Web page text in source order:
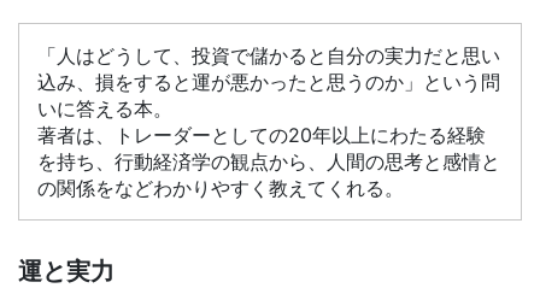
「人はどうして、投資で儲かると自分の実力だと思い
込み、損をすると運が悪かったと思うのか」という問
いに答える本。
著者は、トレーダーとしての20年以上にわたる経験
を持ち、行動経済学の観点から、人間の思考と感情と
の関係をなどわかりやすく教えてくれる。
運と実力